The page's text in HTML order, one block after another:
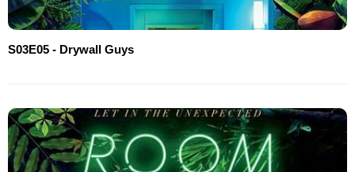
S03E05 - Drywall Guys